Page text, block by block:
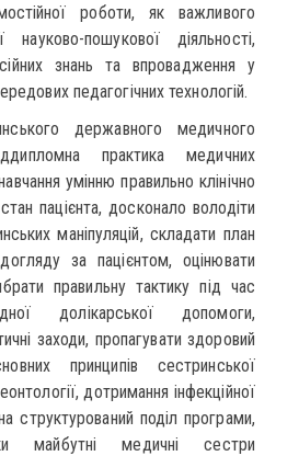
роботи, як важливого
науково-пошукової діяльності,
знань та впровадження у
педагогічних технологій.
державного медичного
практика медичних
умінню правильно клінічно
пацієнта, досконало володіти
маніпуляцій, складати план
за пацієнтом, оцінювати
правильну тактику під час
долікарської допомоги,
заходи, пропагувати здоровий
принципів сестринської
дотримання інфекційної
структурований поділ програми,
майбутні медичні сестри